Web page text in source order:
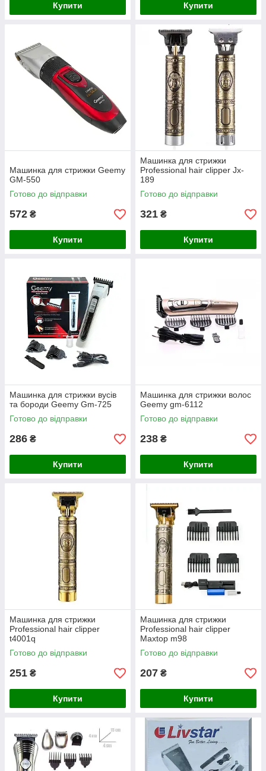
Купити Купити
Машинка для стрижки Geemy
GM-550
Готово до відправки
572 ₴
Купити
Машинка для стрижки
Professional hair clipper Jx-
189
Готово до відправки
321 ₴
Купити
Машинка для стрижки вусів
та бороди Geemy Gm-725
Готово до відправки
286 ₴
Купити
Машинка для стрижки волос
Geemy gm-6112
Готово до відправки
238 ₴
Купити
Машинка для стрижки
Professional hair clipper
t4001q
Готово до відправки
251 ₴
Купити
Машинка для стрижки
Professional hair clipper
Maxtop m98
Готово до відправки
207 ₴
Купити